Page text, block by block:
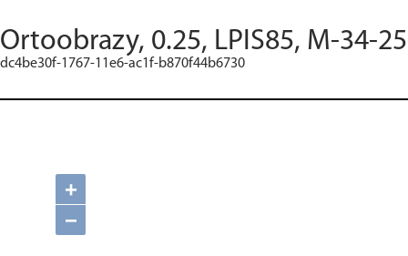
Ortoobrazy, 0.25, LPIS85, M-34-
dc4be30f-1767-11e6-ac1f-b870f44b6730
+
−